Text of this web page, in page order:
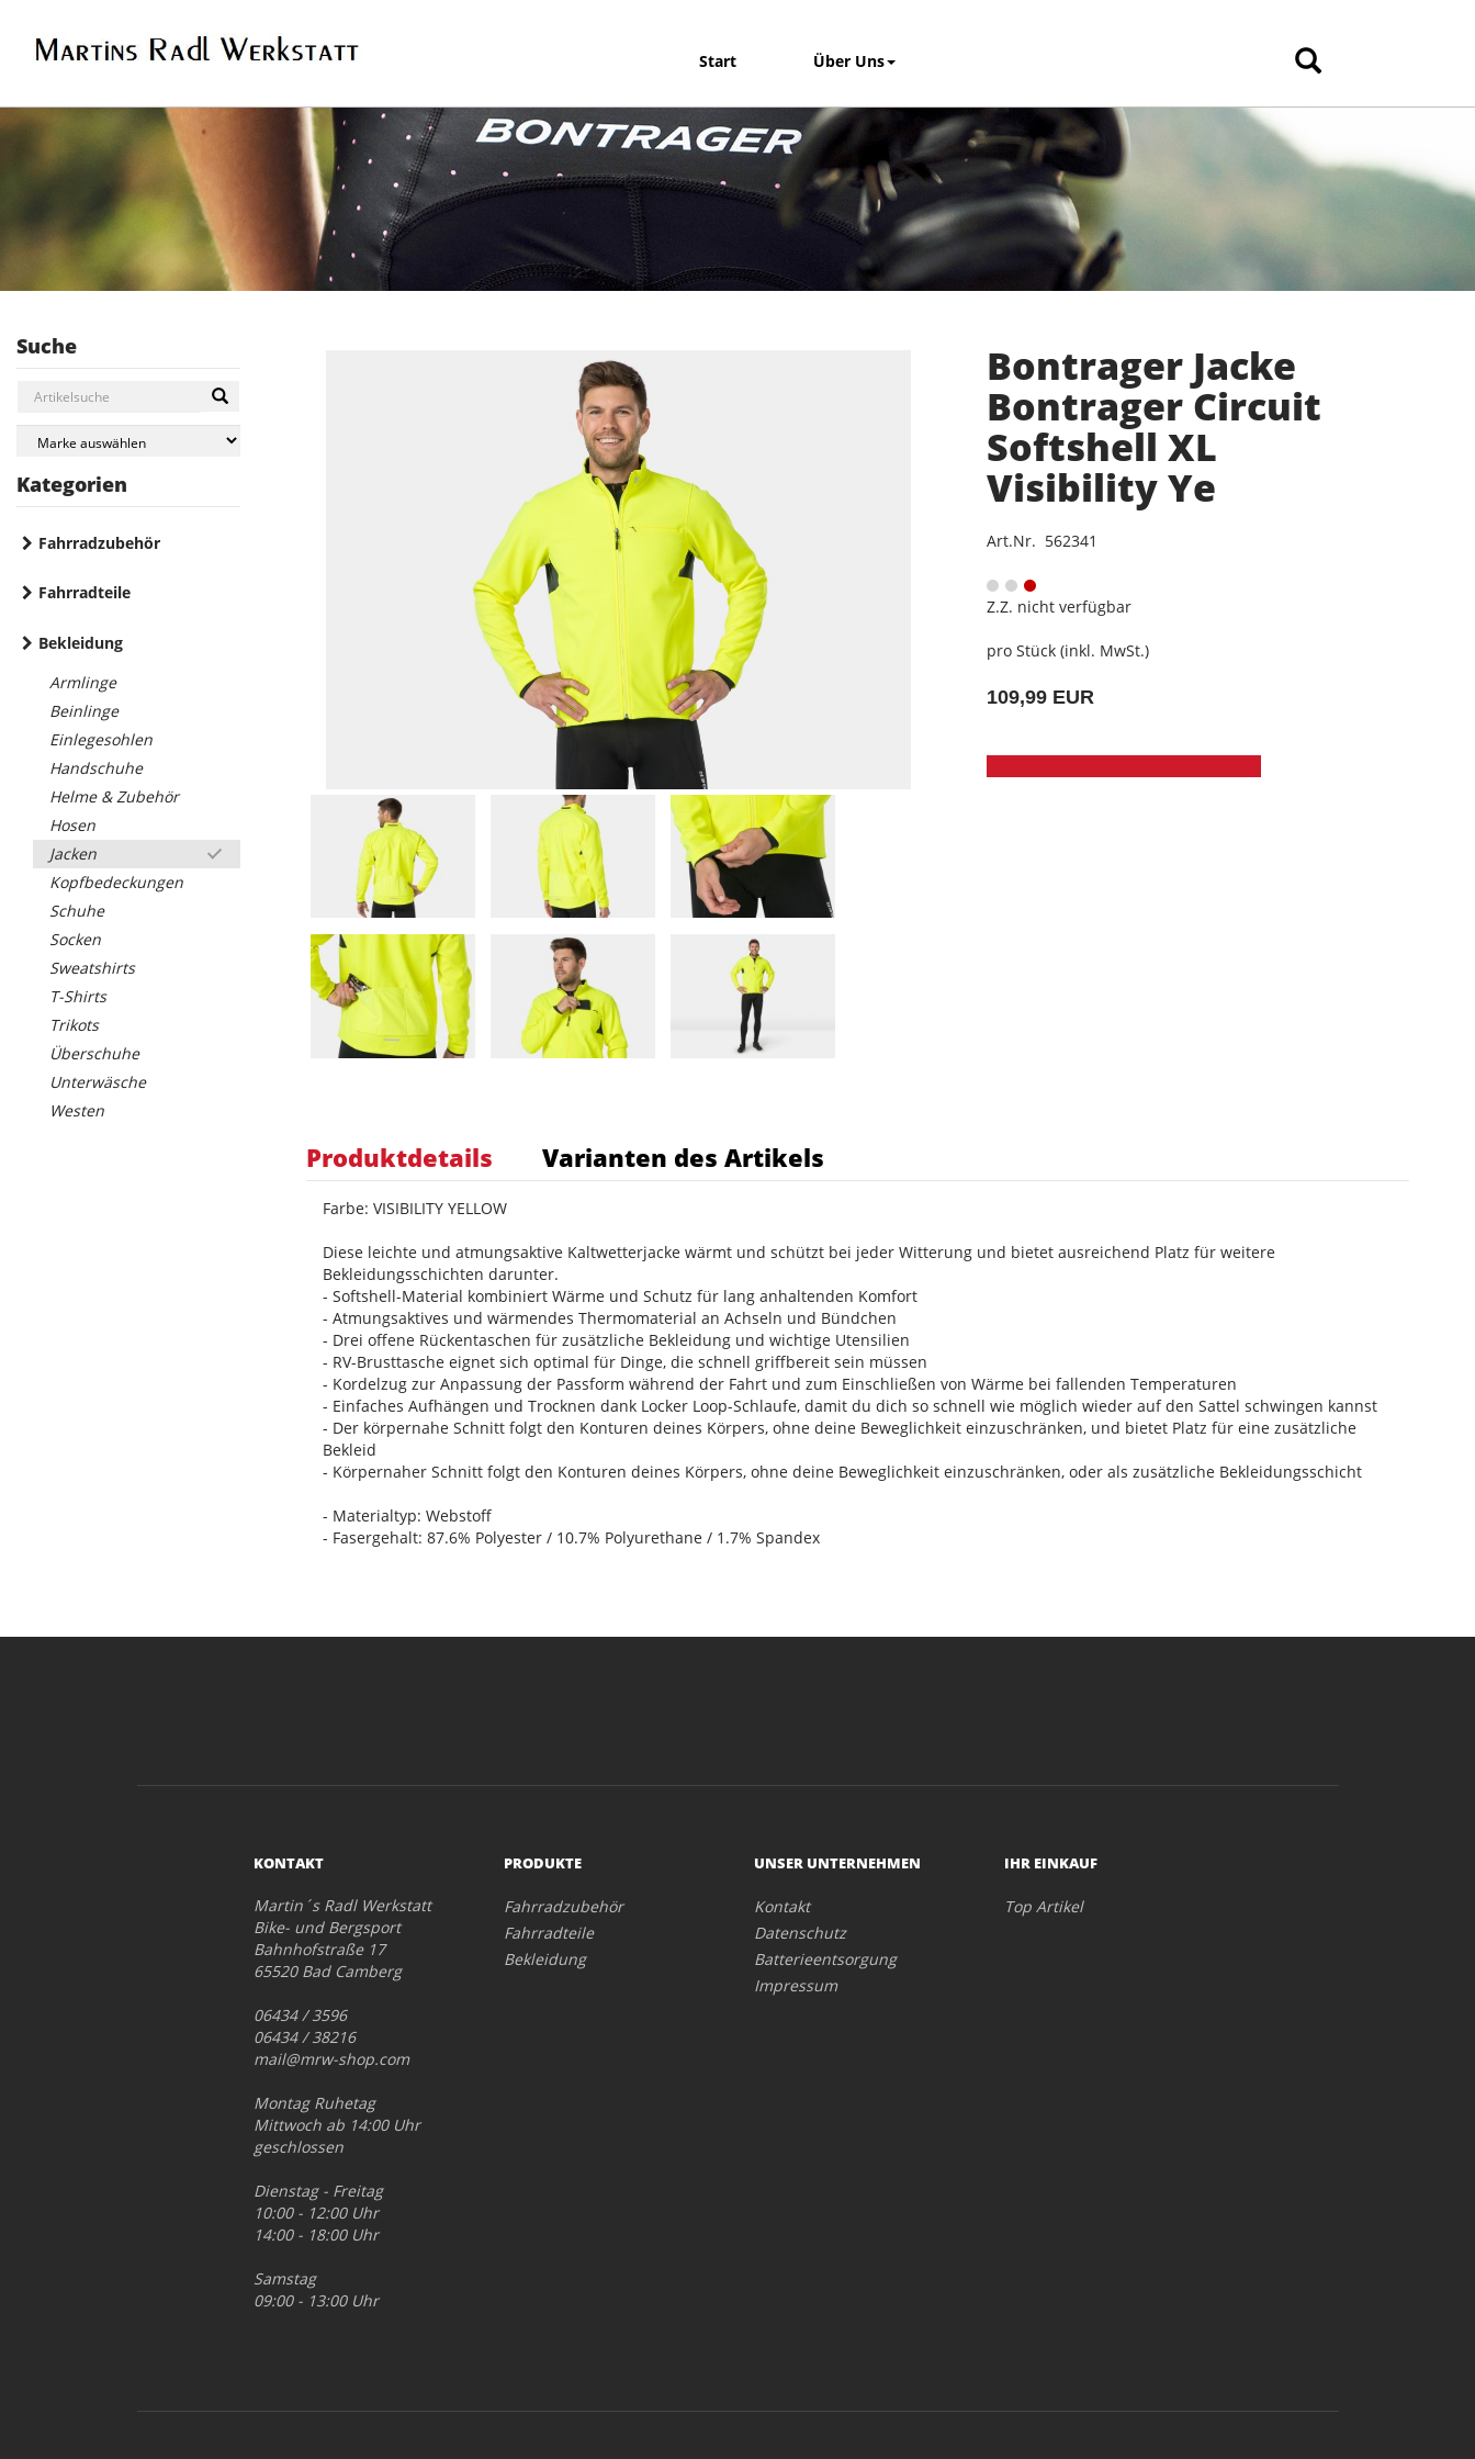
Start Über Uns
Suche
Kategorien
Fahrradzubehör
Fahrradteile
Bekleidung
Armlinge
Beinlinge
Einlegesohlen
Handschuhe
Helme & Zubehör
Hosen
Jacken
Kopfbedeckungen
Schuhe
Socken
Sweatshirts
T-Shirts
Trikots
Überschuhe
Unterwäsche
Westen
Bontrager Jacke
Bontrager Circuit
Softshell XL
Visibility Ye
Art.Nr. 562341
Z.Z. nicht verfügbar
pro Stück (inkl. MwSt.)
109,99 EUR
Produktdetails Varianten des Artikels
Farbe: VISIBILITY YELLOW
Diese leichte und atmungsaktive Kaltwetterjacke wärmt und schützt bei jeder Witterung und bietet ausreichend Platz für weitere
Bekleidungsschichten darunter.
- Softshell-Material kombiniert Wärme und Schutz für lang anhaltenden Komfort
- Atmungsaktives und wärmendes Thermomaterial an Achseln und Bündchen
- Drei offene Rückentaschen für zusätzliche Bekleidung und wichtige Utensilien
- RV-Brusttasche eignet sich optimal für Dinge, die schnell griffbereit sein müssen
- Kordelzug zur Anpassung der Passform während der Fahrt und zum Einschließen von Wärme bei fallenden Temperaturen
- Einfaches Aufhängen und Trocknen dank Locker Loop-Schlaufe, damit du dich so schnell wie möglich wieder auf den Sattel schwingen kannst
- Der körpernahe Schnitt folgt den Konturen deines Körpers, ohne deine Beweglichkeit einzuschränken, und bietet Platz für eine zusätzliche
Bekleid
- Körpernaher Schnitt folgt den Konturen deines Körpers, ohne deine Beweglichkeit einzuschränken, oder als zusätzliche Bekleidungsschicht
- Materialtyp: Webstoff
- Fasergehalt: 87.6% Polyester / 10.7% Polyurethane / 1.7% Spandex
KONTAKT
Martin´s Radl Werkstatt
Bike- und Bergsport
Bahnhofstraße 17
65520 Bad Camberg
06434 / 3596
06434 / 38216
mail@mrw-shop.com
Montag Ruhetag
Mittwoch ab 14:00 Uhr
geschlossen
Dienstag - Freitag
10:00 - 12:00 Uhr
14:00 - 18:00 Uhr
Samstag
09:00 - 13:00 Uhr
PRODUKTE
Fahrradzubehör
Fahrradteile
Bekleidung
UNSER UNTERNEHMEN
Kontakt
Datenschutz
Batterieentsorgung
Impressum
IHR EINKAUF
Top Artikel